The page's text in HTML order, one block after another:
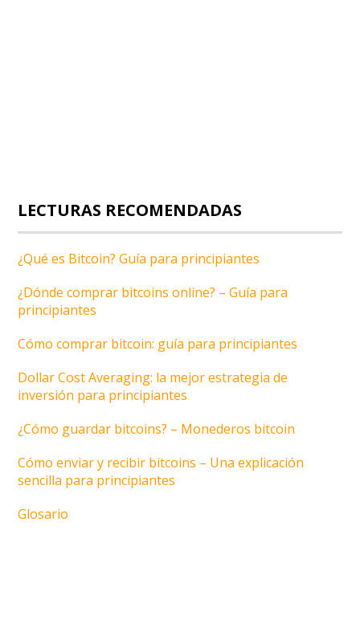
LECTURAS RECOMENDADAS
¿Qué es Bitcoin? Guía para principiantes
¿Dónde comprar bitcoins online? – Guía para
principiantes
Cómo comprar bitcoin: guía para principiantes
Dollar Cost Averaging: la mejor estrategia de
inversión para principiantes
¿Cómo guardar bitcoins? – Monederos bitcoin
Cómo enviar y recibir bitcoins – Una explicación
sencilla para principiantes
Glosario